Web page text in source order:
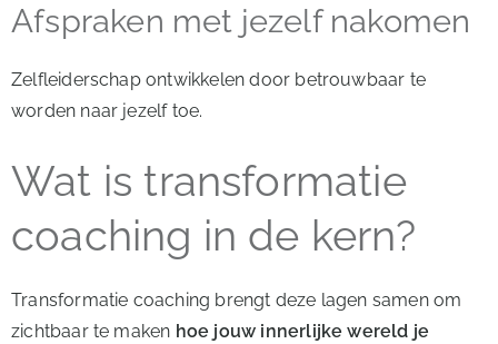
Afspraken met jezelf nakomen
Zelfleiderschap ontwikkelen door betrouwbaar te
worden naar jezelf toe.
Wat is transformatie
coaching in de kern?
Transformatie coaching brengt deze lagen samen om
zichtbaar te maken hoe jouw innerlijke wereld je